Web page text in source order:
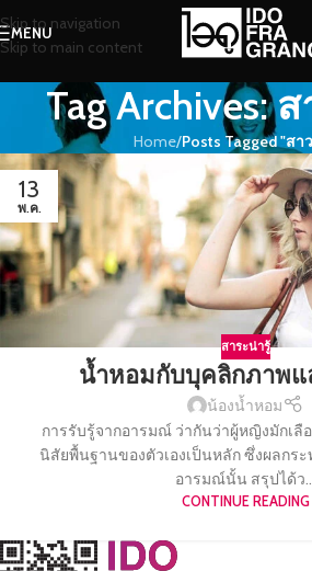
Skip to navigation
Skip to main content
MENU
Tag Archives:
Home/Posts Tagged "สา
13
พ.ค.
สาระน่ารู้
น้ำหอมกับบุคลิกภาพ
น้องน้ำหอม
การรับรู้จากอารมณ์ ว่ากันว่าผู้หญิงมักเ
นิสัยพื้นฐานของตัวเองเป็นหลัก ซึ่งผลกร
อารมณ์นั้น สรุปได้ว
CONTINUE READING